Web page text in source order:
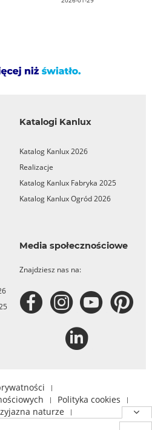
Katalogi Kanlux
Katalog Kanlux 2026
Realizacje
Katalog Kanlux Fabryka 2025
Katalog Kanlux Ogród 2026
Media społecznościowe
Znajdziesz nas na:
|
| Polityka cookies |
naturze |